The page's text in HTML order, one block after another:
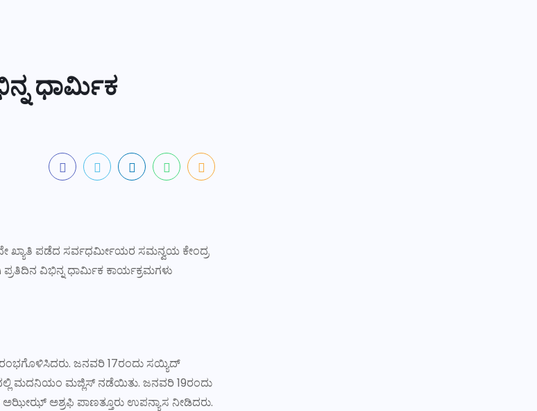
ಧಾರ್ಮಿಕ
ಖ್ಯಾತಿ ಪಡೆದ ಸರ್ವಧರ್ಮೀಯರ ಸಮನ್ವಯ ಕೇಂದ್ರ
ವಿಭಿನ್ನ ಧಾರ್ಮಿಕ ಕಾರ್ಯಕ್ರಮಗಳು
ಜನವರಿ 17ರಂದು ಸಯ್ಯಿದ್
ಮದನಿಯಂ ಮಜ್ಲಿಸ್ ನಡೆಯಿತು. ಜನವರಿ 19ರಂದು
ಅಝೀಝ್ ಅಶ್ರಫಿ ಪಾಣತ್ತೂರು ಉಪನ್ಯಾಸ ನೀಡಿದರು.